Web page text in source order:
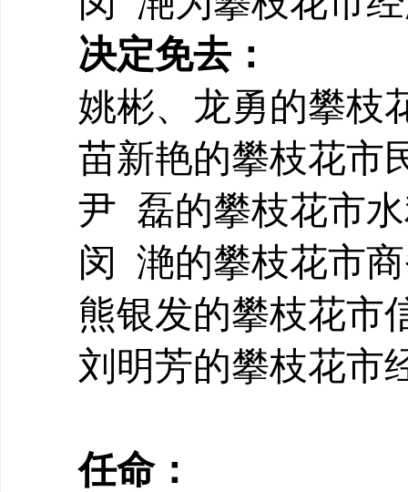
决定免去：
姚彬、龙勇的攀枝
苗新艳的攀枝花市
尹 磊的攀枝花市
闵滟的攀枝花市
熊银发的攀枝花市
刘明芳的攀枝花市
任命：